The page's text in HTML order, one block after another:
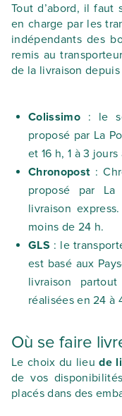
Tout d’abord, il faut
en charge par les
indépendants des
remis au
de la livraison
Colissimo: le
proposé par La
et 16 h, 1 à 3
Chronopost:
proposé par
livraison
moins de 24 h.
GLS : le
est basé aux
livraison
réalisées en 24 à
Où se faire
Le choix du lieude
de vos
placés dans des